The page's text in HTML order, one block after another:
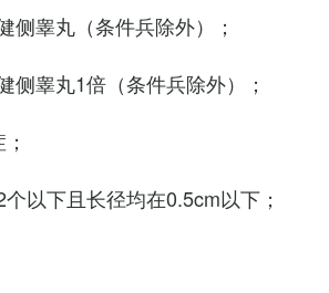
侧睾丸（条件兵除外）；
侧睾丸1倍（条件兵除外）；
以下且长径均在0.5cm以下；